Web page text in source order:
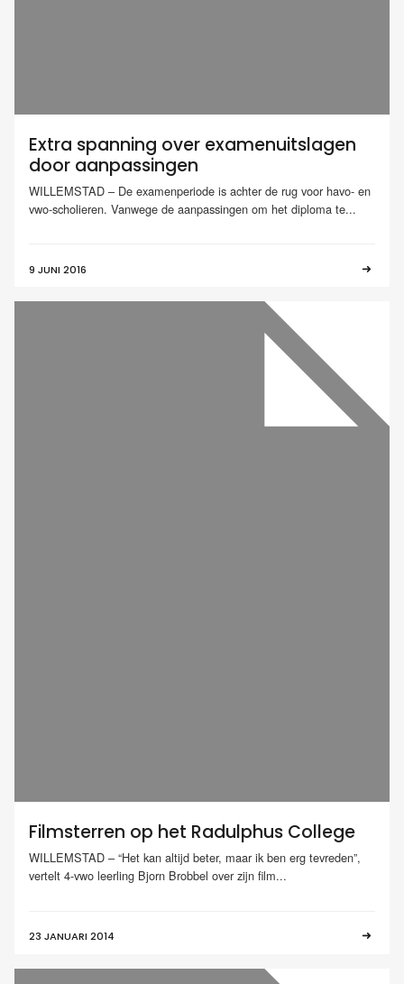
Extra spanning over examenuitslagen
door aanpassingen
WILLEMSTAD – De examenperiode is achter de rug voor havo- en
vwo-scholieren. Vanwege de aanpassingen om het diploma te...
9 JUNI 2016
Filmsterren op het Radulphus College
WILLEMSTAD – “Het kan altijd beter, maar ik ben erg tevreden”,
vertelt 4-vwo leerling Bjorn Brobbel over zijn film...
23 JANUARI 2014